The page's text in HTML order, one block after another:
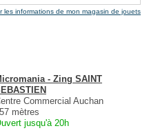
les informations de mon magasin de jouets
- Zing SAINT
Commercial Auchan
mètres
jusqu'à 20h